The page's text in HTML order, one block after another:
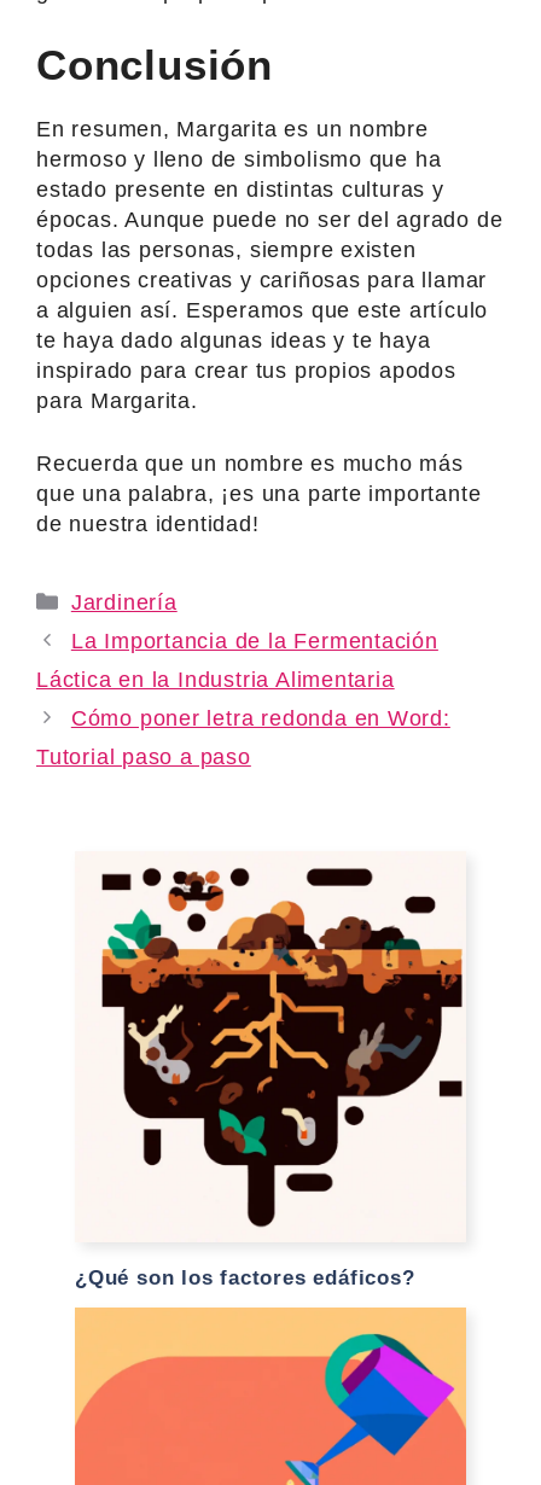
Conclusión
En resumen, Margarita es un nombre
hermoso y lleno de simbolismo que ha
estado presente en distintas culturas y
épocas. Aunque puede no ser del agrado de
todas las personas, siempre existen
opciones creativas y cariñosas para llamar
a alguien así. Esperamos que este artículo
te haya dado algunas ideas y te haya
inspirado para crear tus propios apodos
para Margarita.
Recuerda que un nombre es mucho más
que una palabra, ¡es una parte importante
de nuestra identidad!
Categories
Jardinería
La Importancia de la Fermentación
Láctica en la Industria Alimentaria
Cómo poner letra redonda en Word:
Tutorial paso a paso
¿Qué son los factores edáficos?